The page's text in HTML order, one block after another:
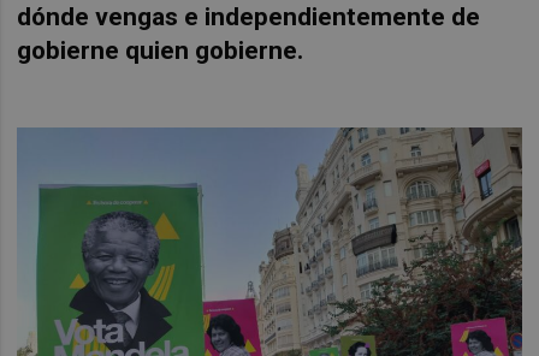
dónde vengas e independientemente de
gobierne quien gobierne.